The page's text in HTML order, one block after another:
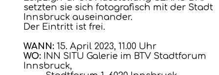
setzten sie sich fotografisch mit der Stadt
Innsbruck auseinander.
Der Eintritt ist frei.
WANN: 15. April 2023, 11.00 Uhr
WO: INN SITU Galerie im BTV Stadtforum
Innsbruck,